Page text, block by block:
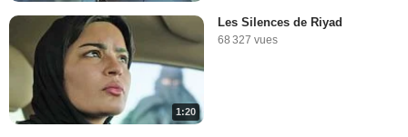
1:20
Les Silences de Riyad
68 327 vues